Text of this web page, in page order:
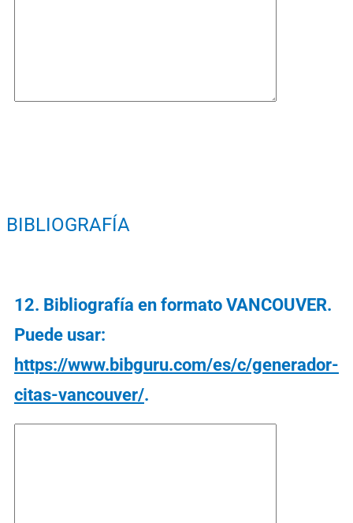
BIBLIOGRAFÍA
12. Bibliografía en formato VANCOUVER.
Puede usar:
https://www.bibguru.com/es/c/generador-
citas-vancouver/.